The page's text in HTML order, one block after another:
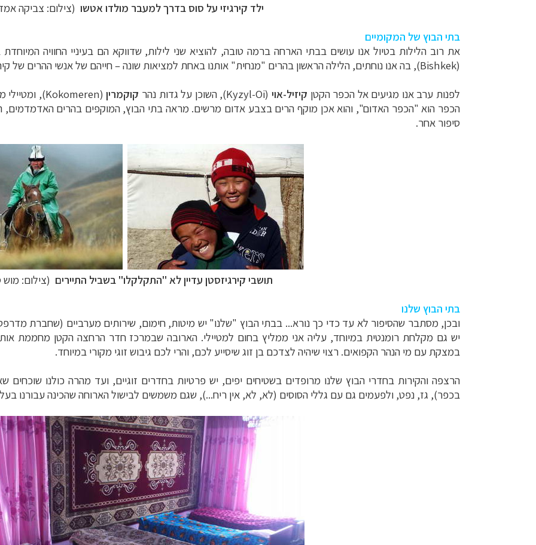
ילד קירגיזי על סוס בדרך למעבר מולדו אטשו (צילום: צביקה
בתי הבוץ של המקומיים
את רוב הלילות בטיול אנו עושים בבתי הארחה ברמה טובה, להוציא שני לילות, שדווקא הם בעיניי החוויה
(
Bishkek), בה אנו נוחתים, הלילה הראשון בהרים "מנחית" אותנו באחת למציאות שונה – חייהם של אנשי ההרים של
לפנות ערב אנו מגיעים אל הכפר הקטן קיזיל-אוי (
Kyzyl-Oi), השוכן על גדות נהר קוקמרין(
Kokomeren
),
הכפר הוא "הכפר האדום", והוא אכן מוקף הרים בצבע אדום מרשים. מראה בתי הבוץ, המוקפים בהרים האדמדמים,
סיפור אחר.
תושבי קירגיזסטן עדיין לא "התקלקלו" בשביל התיירים (צילום:
בתי הבוץ שלנו
ובכן, מסתבר שהסיפור לא עד כדי כך נורא... בבתי הבוץ "שלנו" יש מיטות, חימום, שירותים מערביים (שחברת
יש גם מקלחת רומנטית במיוחד, עליה אני ממליץ בחום למטיילי. הארובה שבמרכז חדר הרחצה הקטן מחממת
במצקת עם מי הנהר הקפואים. רצוי שיהיה לצדכם בן זוג שיסייע לכם, והרי לכם גיבוש זוגי מקורי במיוחד.
הרצפה והקירות בחדרי הבוץ שלנו מרופדים בשטיחים יפים, יש פרטיות בחדרים זוגיים, ועד מהרה כולנו
בכפר), גז, נפט, ולפעמים גם עם גללי הסוסים (לא, לא, אין ריח...), שגם משמשים לבישול הארוחה שהכינה עבורנו